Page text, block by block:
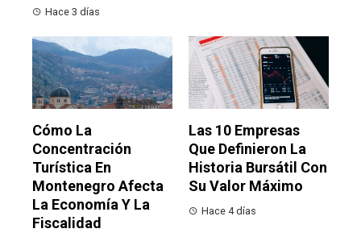
Hace 3 días
Cómo La
Concentración
Turística En
Montenegro Afecta
La Economía Y La
Fiscalidad
Las 10 Empresas
Que Definieron La
Historia Bursátil Con
Su Valor Máximo
Hace 4 días